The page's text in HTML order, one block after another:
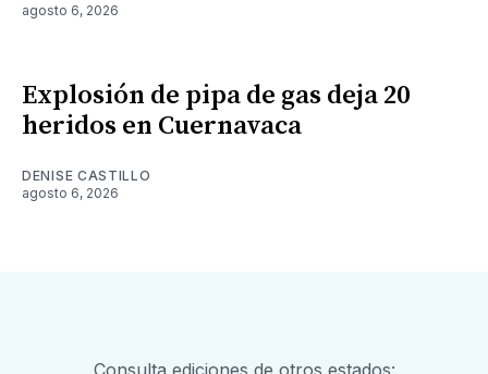
agosto 6, 2026
Explosión de pipa de gas deja 20
heridos en Cuernavaca
DENISE CASTILLO
agosto 6, 2026